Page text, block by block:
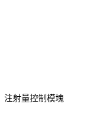
注射量控制模塊